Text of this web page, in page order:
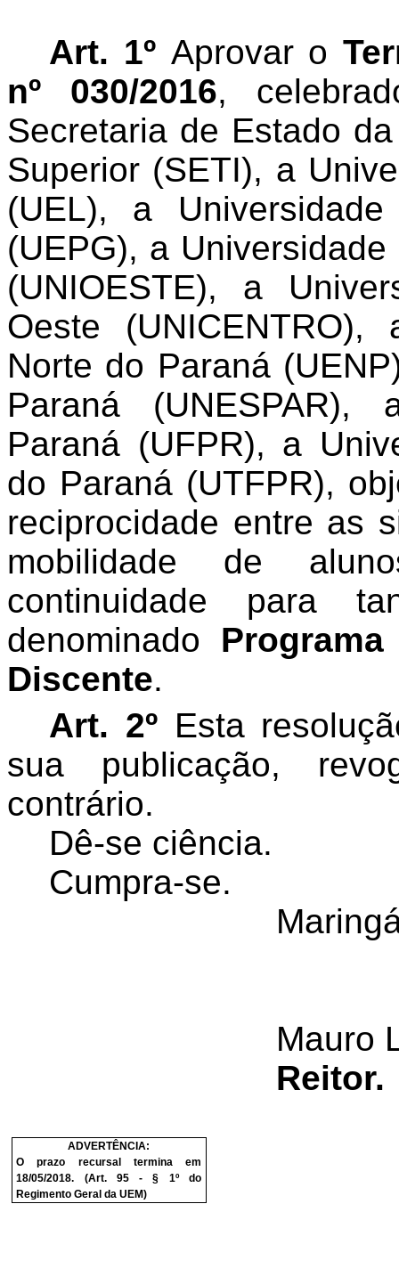
Art. 1º Aprovar o
nº 030/2016,
Secretaria de Estado
Superior (SETI), a
(UEL), a
(UEPG), a
(UNIOESTE), a
Oeste
Norte do Paraná
Paraná
Paraná (UFPR), a
do Paraná (UTFPR),
reciprocidade entre as
mobilidade de
continuidade para
denominado
Discente.
Art. 2º Esta
sua publicação,
contrário.
Dê-se ciência.
Cumpra-se.
Mauro
Reitor.
ADVERTÊNCIA:
O prazo recursal termina em
18/05/2018. (Art. 95 - § 1º do
Regimento Geral da UEM)